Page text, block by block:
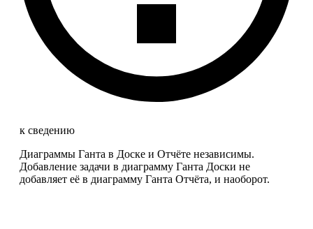
к сведению
Диаграммы Ганта в Доске и Отчёте независимы.
Добавление задачи в диаграмму Ганта Доски не
добавляет её в диаграмму Ганта Отчёта, и наоборот.